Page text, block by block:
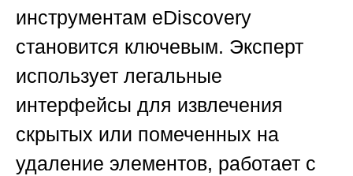
инструментам eDiscovery
становится ключевым. Эксперт
использует легальные
интерфейсы для извлечения
скрытых или помеченных на
удаление элементов, работает с